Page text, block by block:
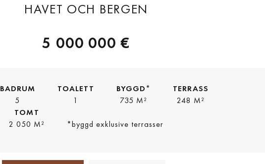
HAVET OCH BERGEN
5 000 000 €
BADRUM
5
TOALETT
1
BYGGD*
735 M²
TERRASS
248 M²
TOMT
2 050 M²
*byggd exklusive terrasser